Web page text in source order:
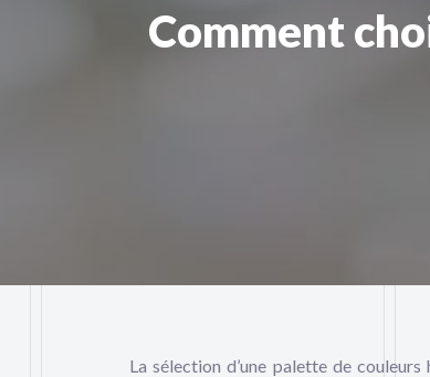
Comment
La sélection d’une palette de